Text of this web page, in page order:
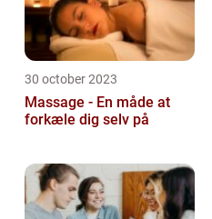
30 october 2023
Massage - En måde at
forkæle dig selv på